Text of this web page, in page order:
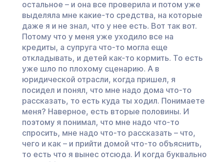
остальное – и она все проверила и потом уже
выделяла мне какие-то средства, на которые
даже я и не знал, что у нее есть. Вот так вот.
Потому что у меня уже уходило все на
кредиты, а супруга что-то могла еще
откладывать, и детей как-то кормить. То есть
уже шло по плохому сценарию. А в
юридической отрасли, когда пришел, я
посидел и понял, что мне надо дома что-то
рассказать, то есть куда ты ходил. Понимаете
меня? Наверное, есть вторые половины. И
поэтому я понимал, что мне надо что-то
спросить, мне надо что-то рассказать – что,
чего и как – и прийти домой что-то объяснить,
то есть что я вынес отсюда. И когда буквально